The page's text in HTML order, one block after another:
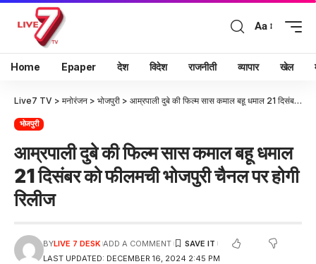
Aa
Home Epaper देश विदेश राजनीती व्यापार खेल
Live7 TV > मनोरंजन > भोजपुरी > आम्रपाली दुबे की फिल्म सास कमाल बहू धमाल 21 दिसंबर को फीलमची भोजपुरी चैनल पर होगी रिलीज
भोजपुरी
आम्रपाली दुबे की फिल्म सास कमाल बहू धमाल
21 दिसंबर को फीलमची भोजपुरी चैनल पर होगी
रिलीज
LAST UPDATED: DECEMBER 16, 2024 2:45 PM
BYLIVE 7 DESK ADD A COMMENT